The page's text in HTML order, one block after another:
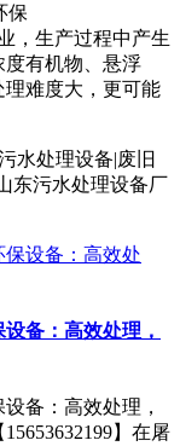
保
，生产过程中产生
度有机物、悬浮
难度大，更可能
水处理设备|废旧
东污水处理设备厂
备：高效处理，
备：高效处理，
】在屠